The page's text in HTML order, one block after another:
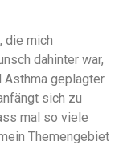
die mich
dahinter war,
geplagter
sich zu
mal so viele
Themengebiet